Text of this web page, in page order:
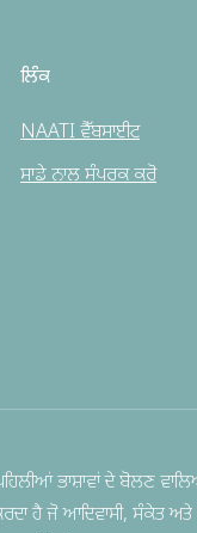
ਲਿੰਕ
NAATI ਵੈੱਬਸਾਈਟ
ਸਾਡੇ ਨਾਲ ਸੰਪਰਕ ਕਰੋ
ਭਾਸ਼ਾਵਾਂ ਦੇ ਬੋਲਣ
ਹੈ ਜੋ ਆਦਿਵਾਸੀ, ਸੰਕੇਤ ਅਤੇ